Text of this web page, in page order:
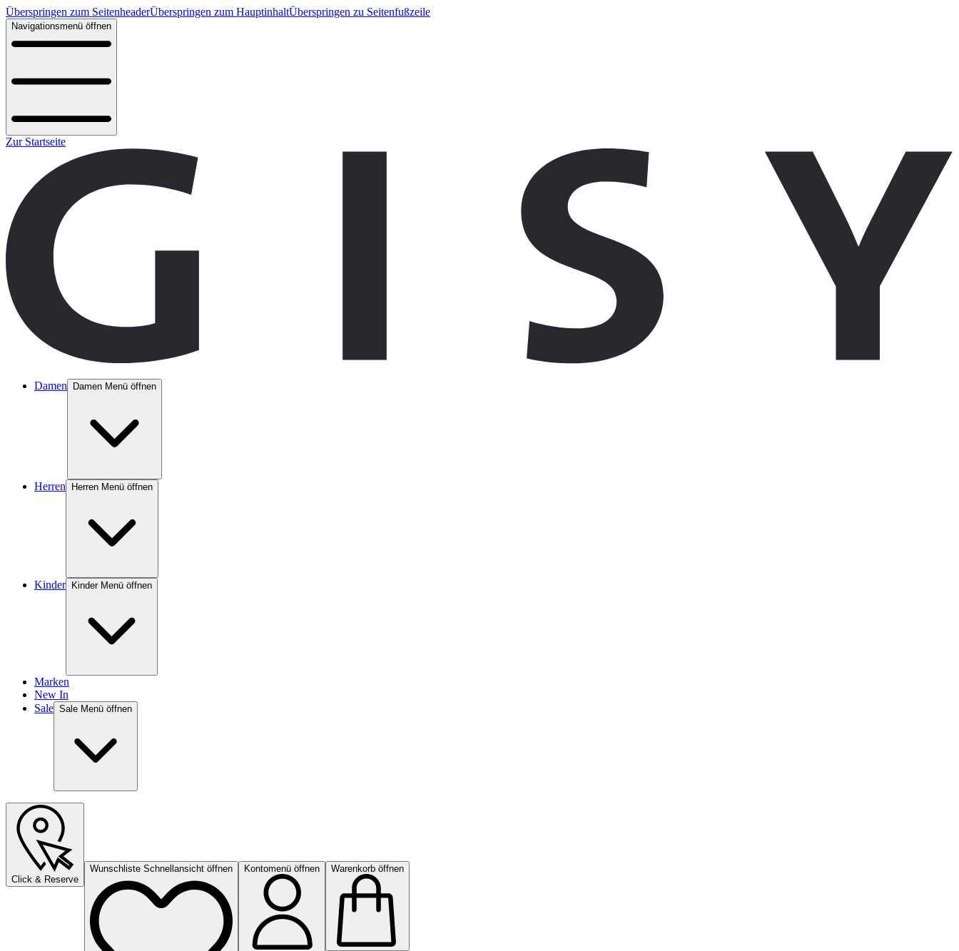
Überspringen zum SeitenheaderÜberspringen zum HauptinhaltÜberspringen zu Seitenfußzeile
Navigationsmenü öffnen
Zur Startseite
Damen Damen Menü öffnen
Herren Herren Menü öffnen
Kinder Kinder Menü öffnen
Marken
New In
Sale Sale Menü öffnen
Click & Reserve
Wunschliste Schnellansicht öffnen Kontomenü öffnen Warenkorb öffnen